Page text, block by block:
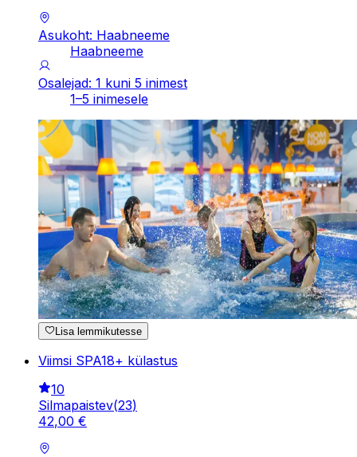
Asukoht: Haabneeme
Haabneeme
Osalejad: 1 kuni 5 inimest
1–5 inimesele
Lisa lemmikutesse
Viimsi SPA18+ külastus
10
Silmapaistev(23)
42,00 €